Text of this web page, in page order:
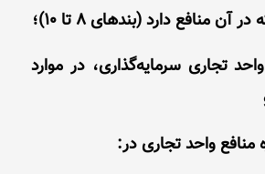
تجاری سرمایه‌گذاری، در موارد
منافع واحد تجاری در: